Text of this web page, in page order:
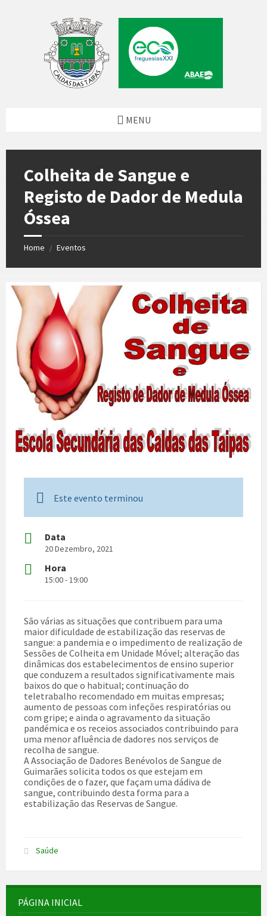
MENU
Colheita de Sangue e
Registo de Dador de Medula
Óssea
Home / Eventos
Este evento terminou
Data
20 Dezembro, 2021
Hora
15:00 - 19:00
São várias as situações que contribuem para uma
maior dificuldade de estabilização das reservas de
sangue: a pandemia e o impedimento de realização de
Sessões de Colheita em Unidade Móvel; alteração das
dinâmicas dos estabelecimentos de ensino superior
que conduzem a resultados significativamente mais
baixos do que o habitual; continuação do
teletrabalho recomendado em muitas empresas;
aumento de pessoas com infeções respiratórias ou
com gripe; e ainda o agravamento da situação
pandémica e os receios associados contribuindo para
uma menor afluência de dadores nos serviços de
recolha de sangue.
A Associação de Dadores Benévolos de Sangue de
Guimarães solicita todos os que estejam em
condições de o fazer, que façam uma dádiva de
sangue, contribuindo desta forma para a
estabilização das Reservas de Sangue.
Saúde
PÁGINA INICIAL